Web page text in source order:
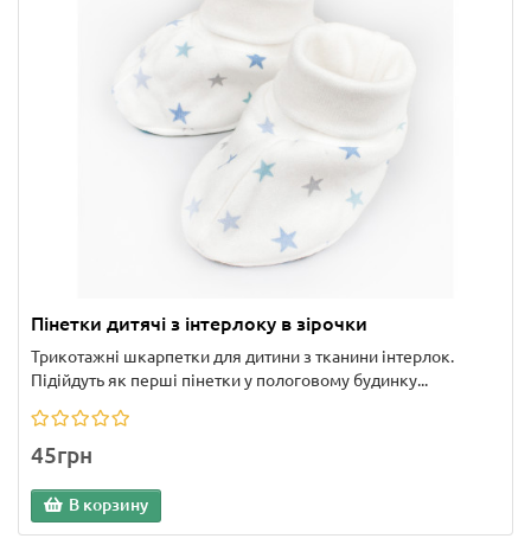
Пінетки дитячі з інтерлоку в зірочки
Трикотажні шкарпетки для дитини з тканини інтерлок.
Підійдуть як перші пінетки у пологовому будинку...
45грн
В корзину